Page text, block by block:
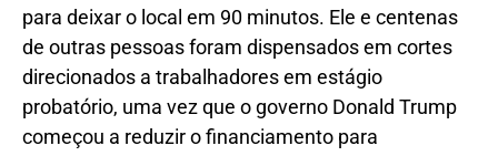
para deixar o local em 90 minutos. Ele e centenas
de outras pessoas foram dispensados em cortes
direcionados a trabalhadores em estágio
probatório, uma vez que o governo Donald Trump
começou a reduzir o financiamento para